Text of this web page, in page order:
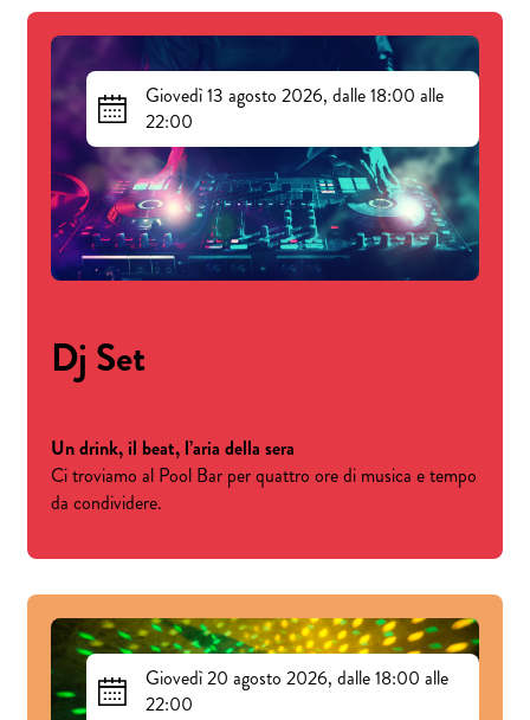
Giovedì 13 agosto 2026, dalle 18:00 alle
22:00
Dj Set
Un drink, il beat, l’aria della sera
Ci troviamo al Pool Bar per quattro ore di musica e tempo
da condividere.
Giovedì 20 agosto 2026, dalle 18:00 alle
22:00